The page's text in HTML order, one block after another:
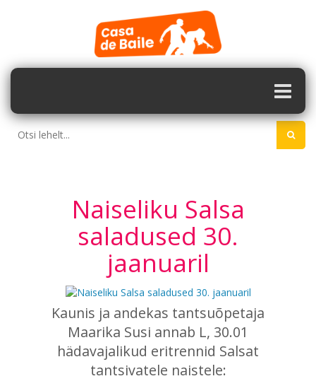
Naiseliku Salsa
saladused 30.
jaanuaril
Kaunis ja andekas tantsuõpetaja
Maarika Susi annab L, 30.01
hädavajalikud eritrennid Salsat
tantsivatele naistele: